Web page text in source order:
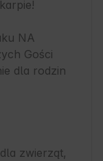
NA
Gości
dla rodzin
zwierząt,